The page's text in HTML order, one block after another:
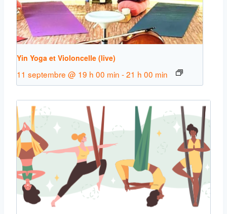
Yin Yoga et Violoncelle (live)
11 septembre @ 19 h 00 min -21 h 00 min